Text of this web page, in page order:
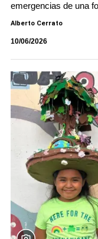
emergencias de una
Alberto Cerrato
10/06/2026